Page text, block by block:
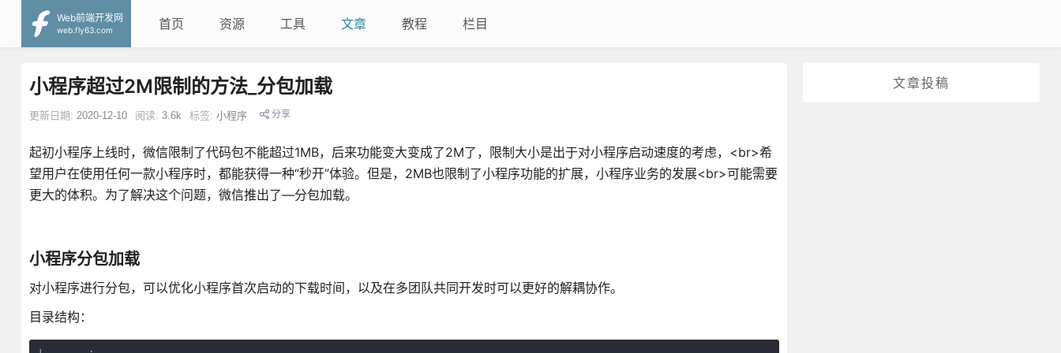
Web前端开发网
web.fly63.com
首页 资源 工具 文章 教程 栏目
文章投稿
小程序超过2M限制的方法_分包加载
更新日期: 2020-12-10 阅读: 3.6k 标签: 小程序 分享
起初小程序上线时，微信限制了代码包不能超过1MB，后来功能变大变成了2M了，限制大小是出于对小程序启动速度的考虑，<br>希
望用户在使用任何一款小程序时，都能获得一种“秒开”体验。但是，2MB也限制了小程序功能的扩展，小程序业务的发展<br>可能需要
更大的体积。为了解决这个问题，微信推出了—分包加载。
小程序分包加载
对小程序进行分包，可以优化小程序首次启动的下载时间，以及在多团队共同开发时可以更好的解耦协作。
目录结构：